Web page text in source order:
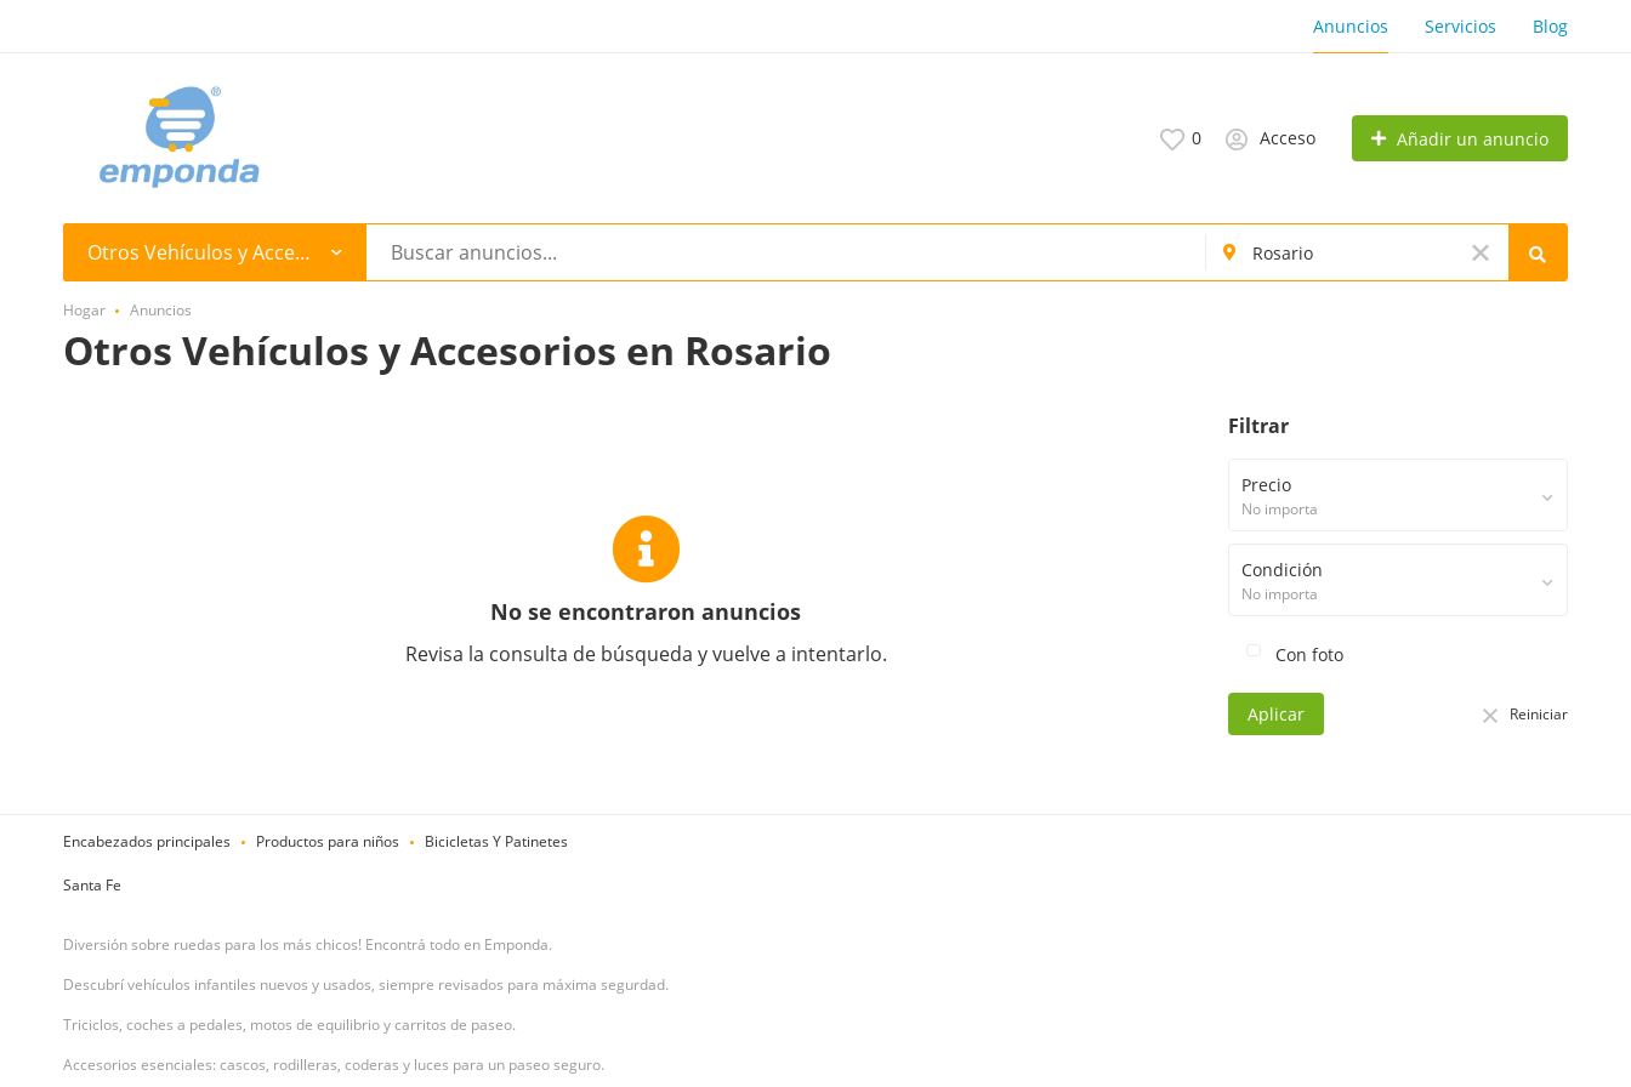
Anuncios Servicios Blog
0 Acceso Añadir un anuncio
Otros Vehículos y Accesorios
Hogar Anuncios
Otros Vehículos y Accesorios en Rosario
No se encontraron anuncios
Revisa la consulta de búsqueda y vuelve a intentarlo.
Filtrar
Precio
No importa
Condición
No importa
Con foto
Aplicar Reiniciar
Encabezados principales Productos para niños Bicicletas Y Patinetes
Santa Fe
Diversión sobre ruedas para los más chicos! Encontrá todo en Emponda.
Descubrí vehículos infantiles nuevos y usados, siempre revisados para máxima segurdad.
Triciclos, coches a pedales, motos de equilibrio y carritos de paseo.
Accesorios esenciales: cascos, rodilleras, coderas y luces para un paseo seguro.